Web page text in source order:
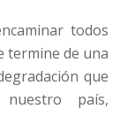
todos
termine de una
que
país,